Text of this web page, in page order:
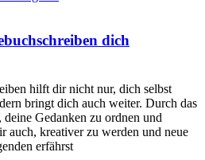
dich
hilft dir nicht nur, dich selbst
bringt dich auch weiter. Durch das
Gedanken zu ordnen und
auch, kreativer zu werden und neue
erfährst